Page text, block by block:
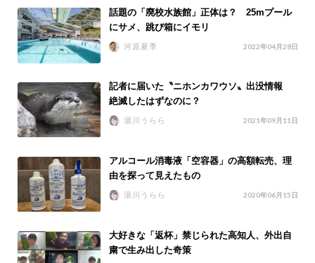
話題の「廃校水族館」正体は？ 25mプール
にサメ、跳び箱にイモリ
河原夏季 2022年04月28日
記者に届いた〝ニホンカワウソ〟出没情報
絶滅したはずなのに？
湯川うらら 2021年09月11日
アルコール消毒液「空容器」の高額転売、理
由を探って見えたもの
湯川うらら 2020年06月15日
大好きな「返杯」禁じられた高知人、外出自
粛で生み出した奇策